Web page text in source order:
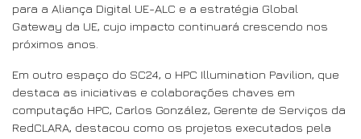
para a Aliança Digital UE-ALC e a estratégia Global
Gateway da UE, cujo impacto continuará crescendo nos
próximos anos.
Em outro espaço do SC24, o HPC Illumination Pavilion, que
destaca as iniciativas e colaborações chaves em
computação HPC, Carlos González, Gerente de Serviços da
RedCLARA, destacou como os projetos executados pela